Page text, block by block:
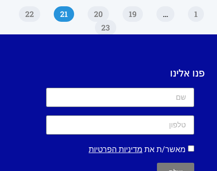
1
…
19
20
21
22
23
פנו אלינו
מאשר/ת את מדיניות הפרטיות